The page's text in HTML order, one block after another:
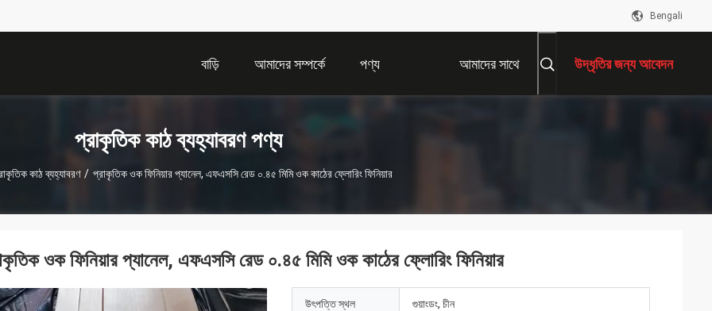
Bengali
বাড়ি আমাদের সম্পর্কে পণ্য আমাদের সাথে উদ্ধৃতির জন্য আবেদন
প্রাকৃতিক কাঠ ব্যহ্যাবরণ পণ্য
কাঠ ব্যহ্যাবরণ / প্রাকৃতিক ওক ফিনিয়ার প্যানেল, এফএসসি রেড ০.৪৫ মিমি ওক কাঠের ফ্লোরিং ফিনিয়ার
ওক ফিনিয়ার প্যানেল, এফএসসি রেড ০.৪৫ মিমি ওক কাঠের ফ্লোরিং ফিনিয়ার
উৎপত্তি স্থল গুয়াংডং, চীন